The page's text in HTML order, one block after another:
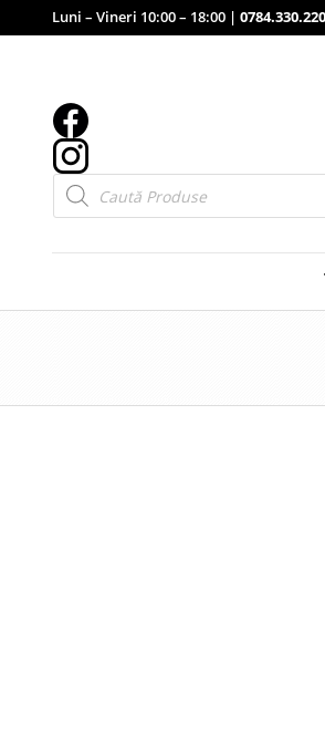
Luni – Vineri 10:00 – 18:00 | 0784.330.220
Products
search